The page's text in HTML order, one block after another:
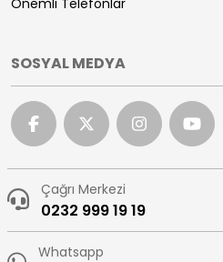
Önemli Telefonlar
SOSYAL MEDYA
Çağrı Merkezi
0232 999 19 19
Whatsapp